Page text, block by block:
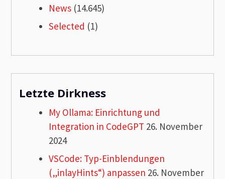
News (14.645)
Selected (1)
Letzte Dirkness
My Ollama: Einrichtung und
Integration in CodeGPT 26. November
2024
VSCode: Typ-Einblendungen
(„inlayHints“) anpassen 26. November